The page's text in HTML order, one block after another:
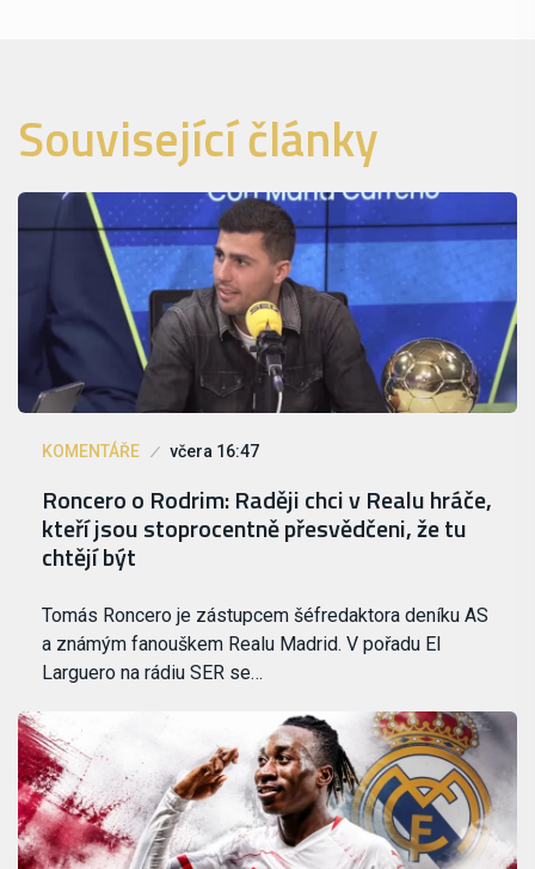
Související články
KOMENTÁŘE včera 16:47
Roncero o Rodrim: Raději chci v Realu hráče,
kteří jsou stoprocentně přesvědčeni, že tu
chtějí být
Tomás Roncero je zástupcem šéfredaktora deníku AS
a známým fanouškem Realu Madrid. V pořadu El
Larguero na rádiu SER se…